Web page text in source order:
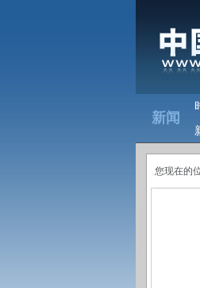
新闻
您现在的